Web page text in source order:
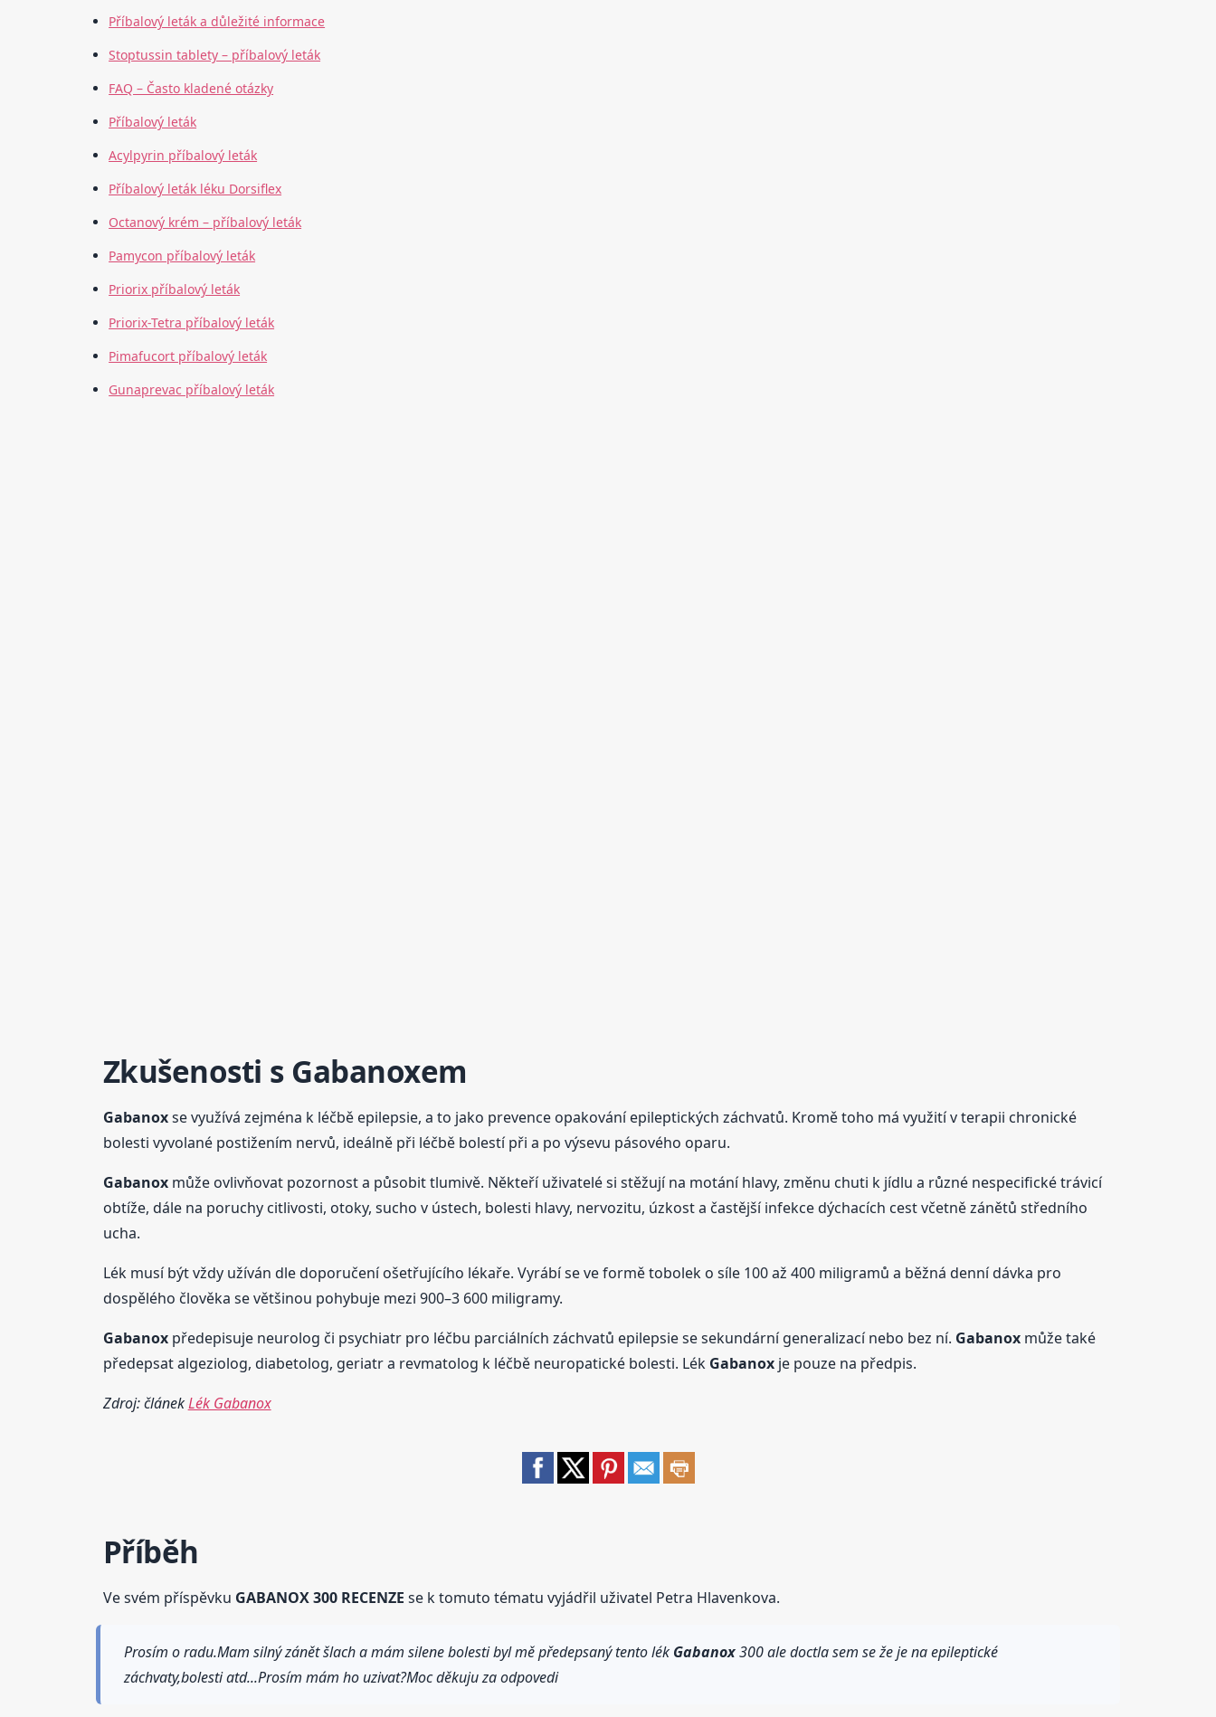
Příbalový leták a důležité informace
Stoptussin tablety – příbalový leták
FAQ – Často kladené otázky
Příbalový leták
Acylpyrin příbalový leták
Příbalový leták léku Dorsiflex
Octanový krém – příbalový leták
Pamycon příbalový leták
Priorix příbalový leták
Priorix-Tetra příbalový leták
Pimafucort příbalový leták
Gunaprevac příbalový leták
Zkušenosti s Gabanoxem
Gabanoxse využívá zejména k léčbě epilepsie, a to jako prevence opakování epileptických záchvatů. Kromě toho má využití v terapii chronické
bolesti vyvolané postižením nervů, ideálně při léčbě bolestí při a po výsevu pásového oparu.
Gabanoxmůže ovlivňovat pozornost a působit tlumivě. Někteří uživatelé si stěžují na motání hlavy, změnu chuti k jídlu a různé nespecifické trávicí
obtíže, dále na poruchy citlivosti, otoky, sucho v ústech, bolesti hlavy, nervozitu, úzkost a častější infekce dýchacích cest včetně zánětů středního
ucha.
Lék musí být vždy užíván dle doporučení ošetřujícího lékaře. Vyrábí se ve formě tobolek o síle 100 až 400 miligramů a běžná denní dávka pro
dospělého člověka se většinou pohybuje mezi 900–3 600 miligramy.
Gabanoxpředepisuje neurolog či psychiatr pro léčbu parciálních záchvatů epilepsie se sekundární generalizací nebo bez ní. Gabanoxmůže také
předepsat algeziolog, diabetolog, geriatr a revmatolog k léčbě neuropatické bolesti. Lék Gabanoxje pouze na předpis.
Zdroj: článekLék Gabanox
Příběh
Ve svém příspěvku GABANOX 300 RECENZE se k tomuto tématu vyjádřil uživatel Petra Hlavenkova.
Prosím o radu.Mam silný zánět šlach a mám silene bolesti byl mě předepsaný tento lék Gabanox300 ale doctla sem se že je na epileptické
záchvaty,bolesti atd...Prosím mám ho uzivat?Moc děkuju za odpovedi